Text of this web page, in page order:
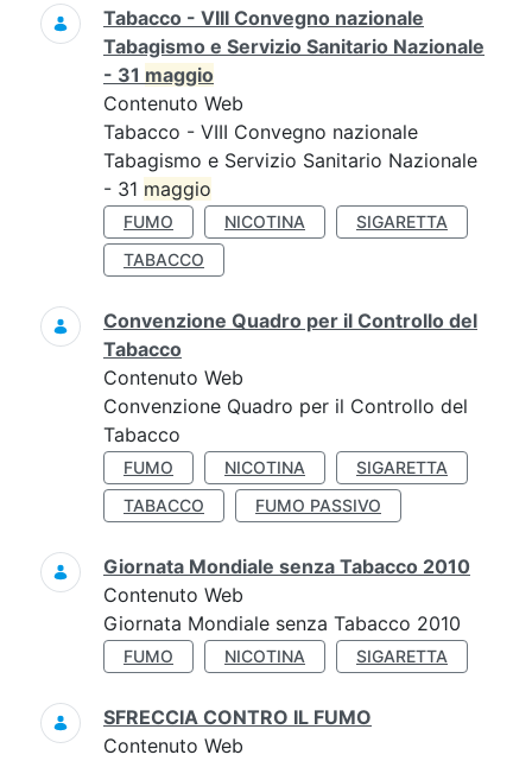
Tabacco - VIII Convegno nazionale
Tabagismo e Servizio Sanitario Nazionale
- 31 maggio
Contenuto Web
Tabacco - VIII Convegno nazionale
Tabagismo e Servizio Sanitario Nazionale
- 31 maggio
FUMO NICOTINA
SIGARETTA
TABACCO
Convenzione Quadro per il Controllo del
Tabacco
Contenuto Web
Convenzione Quadro per il Controllo del
Tabacco
FUMO NICOTINA
SIGARETTA
TABACCO
FUMO PASSIVO
Giornata Mondiale senza Tabacco 2010
Contenuto Web
Giornata Mondiale senza Tabacco 2010
FUMO NICOTINA SIGARETTA
SFRECCIA CONTRO IL FUMO
Contenuto Web